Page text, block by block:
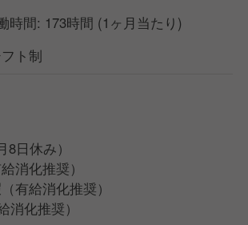
時間: 173時間 (1ヶ月当たり)
ト制
日休み）
消化推奨）
有給消化推奨）
消化推奨）